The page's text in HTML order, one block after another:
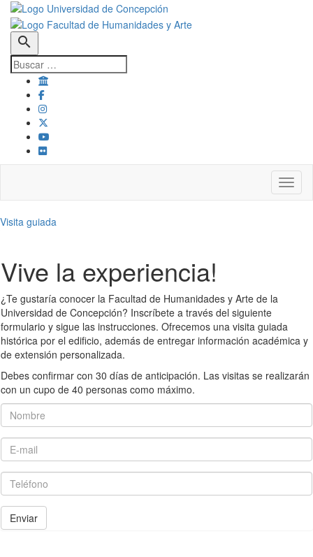
search
Visita guiada
Vive la experiencia!
¿Te gustaría conocer la Facultad de Humanidades y Arte de la
Universidad de Concepción? Inscríbete a través del siguiente
formulario y sigue las instrucciones. Ofrecemos una visita guiada
histórica por el edificio, además de entregar información académica y
de extensión personalizada.
Debes confirmar con 30 días de anticipación. Las visitas se realizarán
con un cupo de 40 personas como máximo.
Nombre
E-mail
Teléfono
Enviar